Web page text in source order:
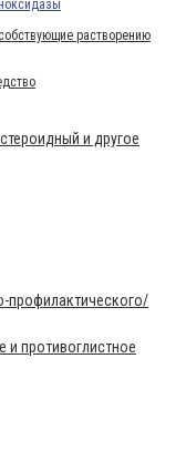
растворению
и другое
профилактического/
и противоглистное